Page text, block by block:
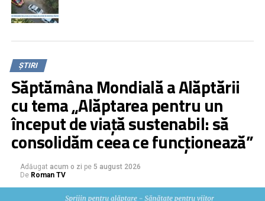
ȘTIRI
Săptămâna Mondială a Alăptării
cu tema „Alăptarea pentru un
început de viață sustenabil: să
consolidăm ceea ce funcționează”
Adăugat acum o zi pe 5 august 2026
De Roman TV